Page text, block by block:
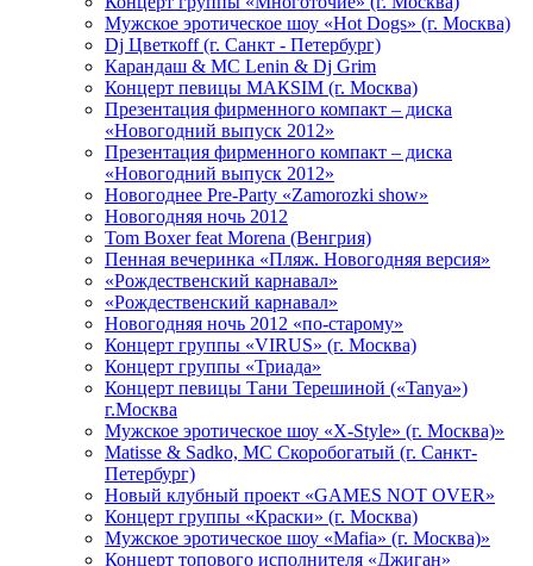
Мужское эротическое шоу «Hot Dogs» (г. Москва)
Dj Цветкоff (г. Санкт - Петербург)
Карандаш & МС Lenin & Dj Grim
Концерт певицы МАКSIМ (г. Москва)
Презентация фирменного компакт – диска
«Новогодний выпуск 2012»
Презентация фирменного компакт – диска
«Новогодний выпуск 2012»
Новогоднее Pre-Party «Zamorozki show»
Новогодняя ночь 2012
Tom Boxer feat Morena (Венгрия)
Пенная вечеринка «Пляж. Новогодняя версия»
«Рождественский карнавал»
«Рождественский карнавал»
Новогодняя ночь 2012 «по-старому»
Концерт группы «VIRUS» (г. Москва)
Концерт группы «Триада»
Концерт певицы Тани Терешиной («Tanya»)
г.Москва
Мужское эротическое шоу «X-Style» (г. Москва)»
Matissе & Sadko, MC Скоробогатый (г. Санкт-
Петербург)
Новый клубный проект «GAMES NOT OVER»
Концерт группы «Краски» (г. Москва)
Мужское эротическое шоу «Mafia» (г. Москва)»
Концерт топового исполнителя «Джиган»